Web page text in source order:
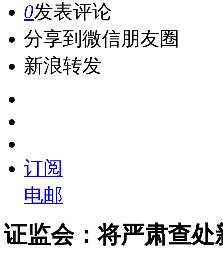
0发表评论
分享到微信朋友圈
新浪转发
订阅
电邮
证监会：将严肃查